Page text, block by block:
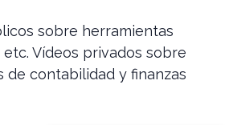
sobre herramientas
Vídeos privados sobre
de contabilidad y finanzas